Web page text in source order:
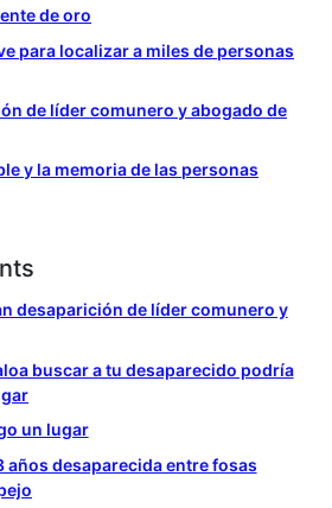
de oro
para localizar a miles de personas
de líder comunero y abogado de
y la memoria de las personas
desaparición de líder comunero y
buscar a tu desaparecido podría
un lugar
años desaparecida entre fosas